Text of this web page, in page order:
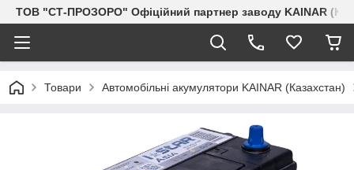
ТОВ "СТ-ПРОЗОРО" Офіційний партнер заводу KAINAR
Товари Автомобільні акумулятори KAINAR (Казахстан)